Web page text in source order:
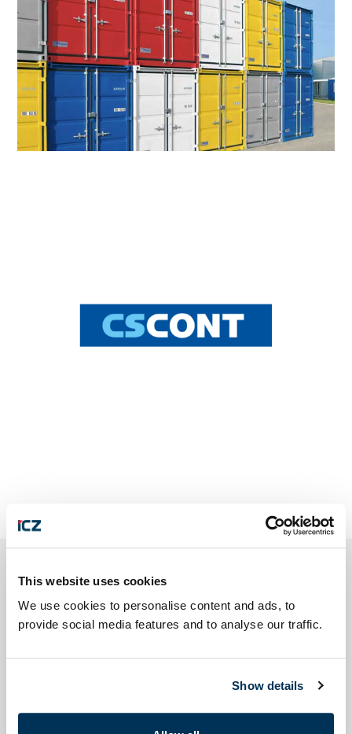
This website uses cookies
We use cookies to personalise content and ads, to
provide social media features and to analyse our traffic.
Show details
Kontaktní formulář